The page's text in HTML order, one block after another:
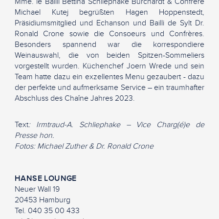
Michael Kutej begrüßten Hagen Hoppenstedt,
Präsidiumsmitglied und Echanson und Bailli de Sylt Dr.
Ronald Crone sowie die Consoeurs und Confrères.
Besonders spannend war die korrespondiere
Weinauswahl, die von beiden Spitzen-Sommeliers
vorgestellt wurden. Küchenchef Joern Wrede und sein
Team hatte dazu ein exzellentes Menu gezaubert - dazu
der perfekte und aufmerksame Service – ein traumhafter
Abschluss des Chaîne Jahres 2023.
Text: Irmtraud-A. Schliephake – Vice Charg(é)e de
Presse hon.
Fotos: Michael Zuther & Dr. Ronald Crone
HANSE LOUNGE
Neuer Wall 19
20453 Hamburg
Tel. 040 35 00 433